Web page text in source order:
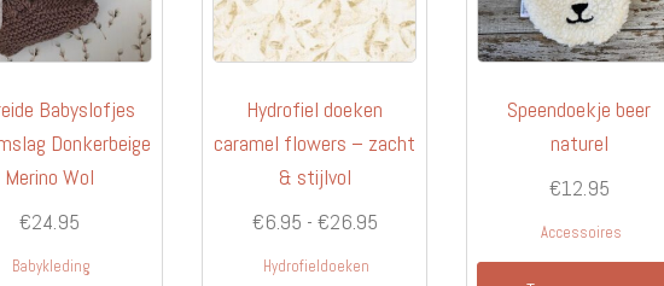
Babyslofjes
Donkerbeige
Merino Wol
€24.95
Babykleding
Hydrofiel doeken
caramel flowers – zacht
& stijlvol
€6.95 - €26.95Prijsklasse:
Hydrofieldoeken
Speendoekje beer
naturel
€12.95
Accessoires